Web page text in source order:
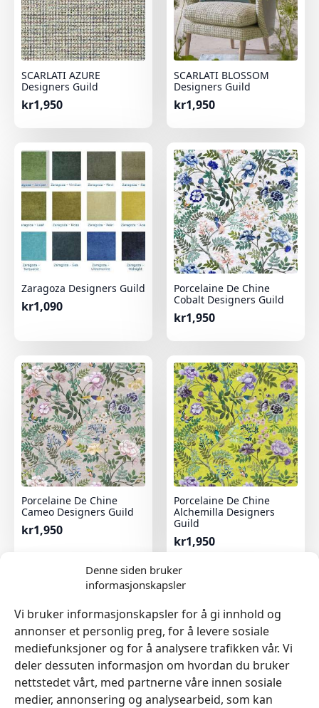
Denne siden bruker
informasjonskapsler
Vi bruker informasjonskapsler for å gi innhold og
annonser et personlig preg, for å levere sosiale
mediefunksjoner og for å analysere trafikken vår. Vi
deler dessuten informasjon om hvordan du bruker
nettstedet vårt, med partnerne våre innen sosiale
medier, annonsering og analysearbeid, som kan
SCARLATI AZURE
Designers Guild
kr1,950
SCARLATI BLOSSOM
Designers Guild
kr1,950
Zaragoza Designers Guild
kr1,090
Porcelaine De Chine
Cobalt Designers Guild
kr1,950
Porcelaine De Chine
Cameo Designers Guild
kr1,950
Porcelaine De Chine
Alchemilla Designers
Guild
kr1,950